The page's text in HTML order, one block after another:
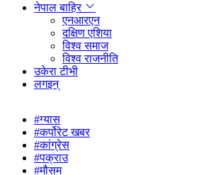
नेपाल बाहिर
एनआरएन
दक्षिण एशिया
विश्व समाज
विश्व राजनीति
उकेरा टीभी
लगइन्
#ग्यास
#कर्पोरेट खबर
#कांग्रेस
#पक्राउ
#मौसम